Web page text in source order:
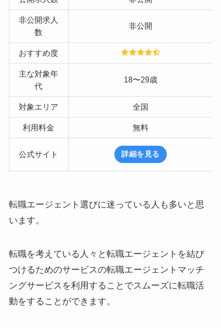
非公開求人
数
非公開
おすすめ度
主な対象年
代
18〜29歳
対象エリア 全国
利用料金 無料
公式サイト 詳細を見る
転職エージェント選びに迷っている人も多いと思
います。
転職を考えている人々と転職エージェントを結び
つけるためのサービスの転職エージェントマッチ
ングサービスを利用することでスムーズに転職活
動をすることができます。